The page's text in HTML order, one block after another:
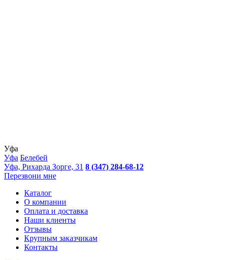
Уфа
Уфа Белебей
Уфа, Рихарда Зорге, 31 8 (347) 284-68-12
Перезвони мне
Каталог
О компании
Оплата и доставка
Наши клиенты
Отзывы
Крупным заказчикам
Контакты